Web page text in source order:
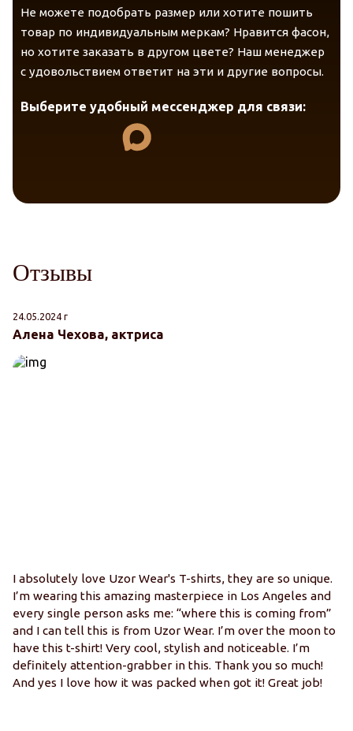
Не можете подобрать размер или хотите пошить
товар по индивидуальным меркам? Нравится фасон,
но хотите заказать в другом цвете? Наш менеджер
с удовольствием ответит на эти и другие вопросы.
Выберите удобный мессенджер для связи:
Отзывы
24.05.2024 г
Алена Чехова, актриса
I absolutely love Uzor Wear's T-shirts, they are so unique.
I’m wearing this amazing masterpiece in Los Angeles and
every single person asks me: “where this is coming from”
and I can tell this is from Uzor Wear. I’m over the moon to
have this t-shirt! Very cool, stylish and noticeable. I’m
definitely attention-grabber in this. Thank you so much!
And yes I love how it was packed when got it! Great job!